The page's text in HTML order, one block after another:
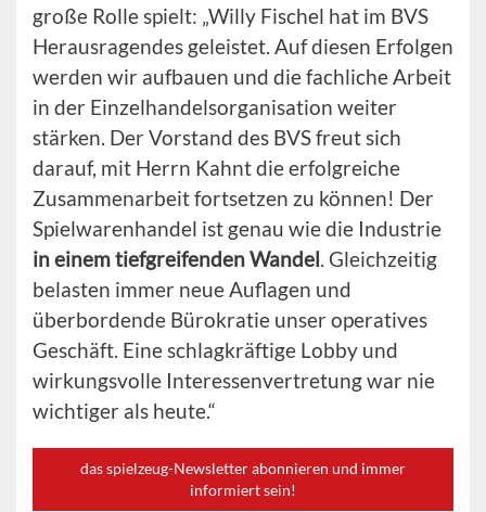
große Rolle spielt: „Willy Fischel hat im BVS
Herausragendes geleistet. Auf diesen Erfolgen
werden wir aufbauen und die fachliche Arbeit
in der Einzelhandelsorganisation weiter
stärken. Der Vorstand des BVS freut sich
darauf, mit Herrn Kahnt die erfolgreiche
Zusammenarbeit fortsetzen zu können! Der
Spielwarenhandel ist genau wie die Industrie
in einem tiefgreifenden Wandel . Gleichzeitig
belasten immer neue Auflagen und
überbordende Bürokratie unser operatives
Geschäft. Eine schlagkräftige Lobby und
wirkungsvolle Interessenvertretung war nie
wichtiger als heute.“
das spielzeug-Newsletter abonnieren und immer
informiert sein!